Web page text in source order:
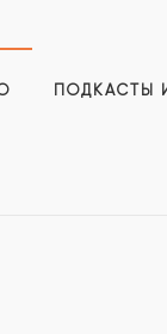
ПОДКАСТЫ